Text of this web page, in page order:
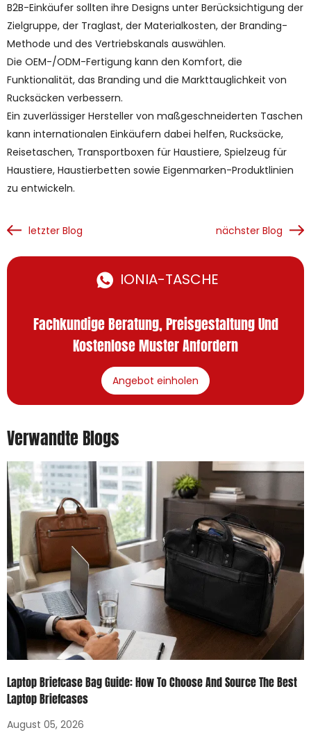
B2B-Einkäufer sollten ihre Designs unter Berücksichtigung der
Zielgruppe, der Traglast, der Materialkosten, der Branding-
Methode und des Vertriebskanals auswählen.
Die OEM-/ODM-Fertigung kann den Komfort, die
Funktionalität, das Branding und die Markttauglichkeit von
Rucksäcken verbessern.
Ein zuverlässiger Hersteller von maßgeschneiderten Taschen
kann internationalen Einkäufern dabei helfen, Rucksäcke,
Reisetaschen, Transportboxen für Haustiere, Spielzeug für
Haustiere, Haustierbetten sowie Eigenmarken-Produktlinien
zu entwickeln.
letzter Blog nächster Blog
IONIA-TASCHE
Fachkundige Beratung, Preisgestaltung Und
Kostenlose Muster Anfordern
Angebot einholen
Verwandte Blogs
Laptop Briefcase Bag Guide: How To Choose And Source The Best
Laptop Briefcases
August 05, 2026